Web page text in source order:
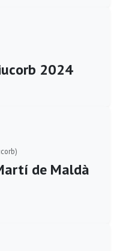
2024
de Maldà